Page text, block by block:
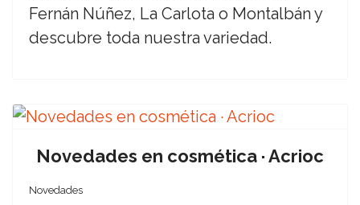
Fernán Núñez, La Carlota o Montalbán y
descubre toda nuestra variedad.
Novedades en cosmética · Acrioc
Novedades